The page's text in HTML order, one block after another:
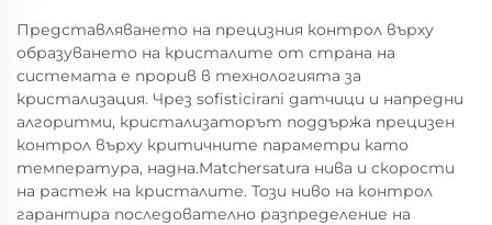
Представляването на прецизния контрол върху
образуването на кристалите от страна на
системата е прорив в технологията за
кристализация. Чрез sofisticirani датчици и напредни
алгоритми, кристализаторът поддържа прецизен
контрол върху критичните параметри като
температура, надна.Matchersatura нива и скорости
на растеж на кристалите. Този ниво на контрол
гарантира последователно разпределение на